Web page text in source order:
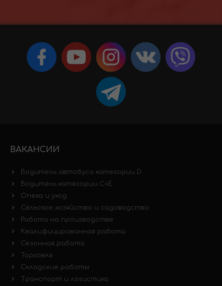
ВАКАНСИИ
Водитель автобуса категории D
Водитель категории C+E
Опека и уход
Сельское хозяйство и садоводство
Работа на производстве
Квалифицированная работа
Сезонная работа
Торговля
Складские работы
Транспорт и логистика